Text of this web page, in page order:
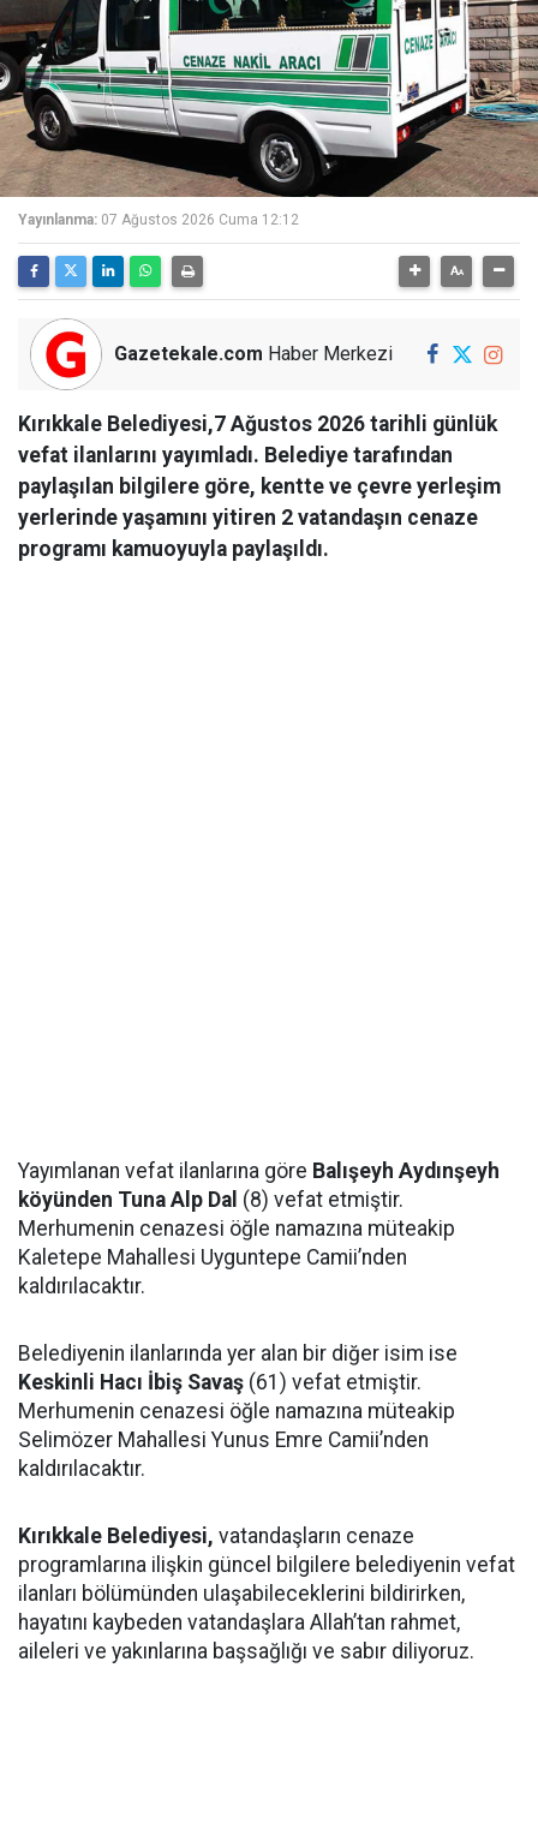
Yayınlanma: 07 Ağustos 2026 Cuma 12:12
Gazetekale.com Haber Merkezi
Kırıkkale Belediyesi,7 Ağustos 2026 tarihli günlük
vefat ilanlarını yayımladı. Belediye tarafından
paylaşılan bilgilere göre, kentte ve çevre yerleşim
yerlerinde yaşamını yitiren 2 vatandaşın cenaze
programı kamuoyuyla paylaşıldı.
Yayımlanan vefat ilanlarına göre Balışeyh Aydınşeyh
köyünden Tuna Alp Dal (8) vefat etmiştir.
Merhumenin cenazesi öğle namazına müteakip
Kaletepe Mahallesi Uyguntepe Camii’nden
kaldırılacaktır.
Belediyenin ilanlarında yer alan bir diğer isim ise
Keskinli Hacı İbiş Savaş (61) vefat etmiştir.
Merhumenin cenazesi öğle namazına müteakip
Selimözer Mahallesi Yunus Emre Camii’nden
kaldırılacaktır.
Kırıkkale Belediyesi, vatandaşların cenaze
programlarına ilişkin güncel bilgilere belediyenin vefat
ilanları bölümünden ulaşabileceklerini bildirirken,
hayatını kaybeden vatandaşlara Allah’tan rahmet,
aileleri ve yakınlarına başsağlığı ve sabır diliyoruz.